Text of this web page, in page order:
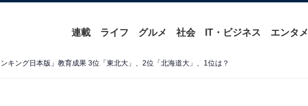
連載 ライフ グルメ 社会 IT・ビジネス エンタメ
キング日本版」教育成果 3位「東北大」、2位「北海道大」、1位は？